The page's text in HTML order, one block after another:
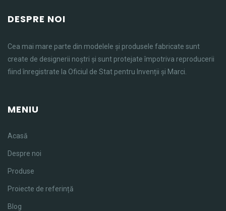
DESPRE NOI
Cea mai mare parte din modelele și produsele fabricate sunt
create de designerii noștri și sunt protejate împotriva reproducerii
fiind înregistrate la Oficiul de Stat pentru Invenții și Marci.
MENIU
Acasă
Despre noi
Produse
Proiecte de referință
Blog